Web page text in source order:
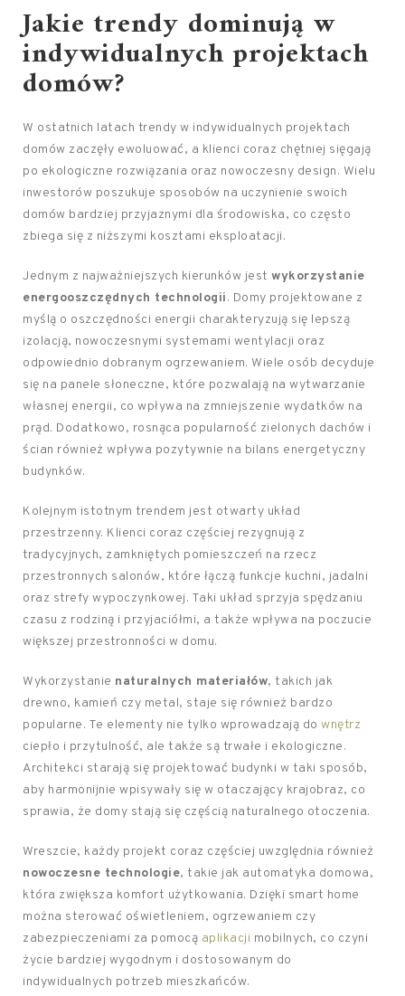
Jakie trendy dominują w
indywidualnych projektach
domów?
W ostatnich latach trendy w indywidualnych projektach
domów zaczęły ewoluować, a klienci coraz chętniej sięgają
po ekologiczne rozwiązania oraz nowoczesny design. Wielu
inwestorów poszukuje sposobów na uczynienie swoich
domów bardziej przyjaznymi dla środowiska, co często
zbiega się z niższymi kosztami eksploatacji.
Jednym z najważniejszych kierunków jest wykorzystanie
energooszczędnych technologii. Domy projektowane z
myślą o oszczędności energii charakteryzują się lepszą
izolacją, nowoczesnymi systemami wentylacji oraz
odpowiednio dobranym ogrzewaniem. Wiele osób decyduje
się na panele słoneczne, które pozwalają na wytwarzanie
własnej energii, co wpływa na zmniejszenie wydatków na
prąd. Dodatkowo, rosnąca popularność zielonych dachów i
ścian również wpływa pozytywnie na bilans energetyczny
budynków.
Kolejnym istotnym trendem jest otwarty układ
przestrzenny. Klienci coraz częściej rezygnują z
tradycyjnych, zamkniętych pomieszczeń na rzecz
przestronnych salonów, które łączą funkcje kuchni, jadalni
oraz strefy wypoczynkowej. Taki układ sprzyja spędzaniu
czasu z rodziną i przyjaciółmi, a także wpływa na poczucie
większej przestronności w domu.
Wykorzystanie naturalnych materiałów, takich jak
drewno, kamień czy metal, staje się również bardzo
popularne. Te elementy nie tylko wprowadzają do wnętrz
ciepło i przytulność, ale także są trwałe i ekologiczne.
Architekci starają się projektować budynki w taki sposób,
aby harmonijnie wpisywały się w otaczający krajobraz, co
sprawia, że domy stają się częścią naturalnego otoczenia.
Wreszcie, każdy projekt coraz częściej uwzględnia również
nowoczesne technologie, takie jak automatyka domowa,
która zwiększa komfort użytkowania. Dzięki smart home
można sterować oświetleniem, ogrzewaniem czy
zabezpieczeniami za pomocą aplikacji mobilnych, co czyni
życie bardziej wygodnym i dostosowanym do
indywidualnych potrzeb mieszkańców.